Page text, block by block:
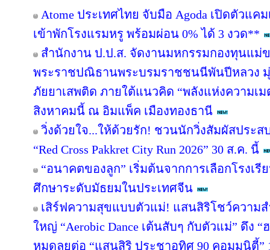
Atome ประเทศไทย จับมือ Agoda เปิดตัวแ
เข้าพักโรงแรมหรู พร้อมผ่อน 0% ได้ 3 งวด**
สำนักงาน ป.ป.ส. จัดงานมหกรรมกองทุนแม่
พระราชปณิธานพระบรมราชชนนีพันปีหลวง
ภัยยาเสพติด ภายใต้แนวคิด “พลังแห่งความเ
สิงหาคมนี้ ณ อิมแพ็ค เมืองทองธานี
วิ่งด้วยใจ...ให้ด้วยรัก! ชวนนักวิ่งสัมผัสประ
“Red Cross Pakkret City Run 2026” 30 ส.ค. นี้
“อนาคตของลูก” เริ่มต้นจากการเลือกโรงเ
ศึกษาระดับมัธยมในประเทศจีน
เสิร์ฟความสุขแบบตัวแม่! แสนสิริโชว์ความสำ
ใหญ่ “Aerobic Dance เต้นสับๆ กับตัวแม่” ดึง
หมุดลุยต่อ “แสนสิริ ประชาอุทิศ 90 คอมมูนิตี้”